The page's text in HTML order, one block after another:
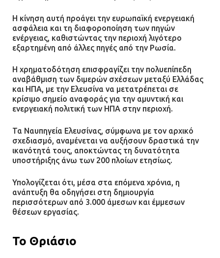
Η κίνηση αυτή προάγει την ευρωπαϊκή ενεργειακή
ασφάλεια και τη διαφοροποίηση των πηγών
ενέργειας, καθιστώντας την περιοχή λιγότερο
εξαρτημένη από άλλες πηγές από την Ρωσία.
Η χρηματοδότηση επισφραγίζει την πολυεπίπεδη
αναβάθμιση των διμερών σχέσεων μεταξύ Ελλάδας
και ΗΠΑ, με την Ελευσίνα να μετατρέπεται σε
κρίσιμο σημείο αναφοράς για την αμυντική και
ενεργειακή πολιτική των ΗΠΑ στην περιοχή.
Τα Ναυπηγεία Ελευσίνας, σύμφωνα με τον αρχικό
σχεδιασμό, αναμένεται να αυξήσουν δραστικά την
ικανότητά τους, αποκτώντας τη δυνατότητα
υποστήριξης άνω των 200 πλοίων ετησίως.
Υπολογίζεται ότι, μέσα στα επόμενα χρόνια, η
ανάπτυξη θα οδηγήσει στη δημιουργία
περισσότερων από 3.000 άμεσων και έμμεσων
θέσεων εργασίας.
Το Θριάσιο